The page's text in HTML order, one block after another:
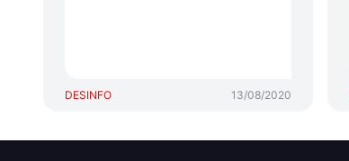
DESINFO 13/08/2020